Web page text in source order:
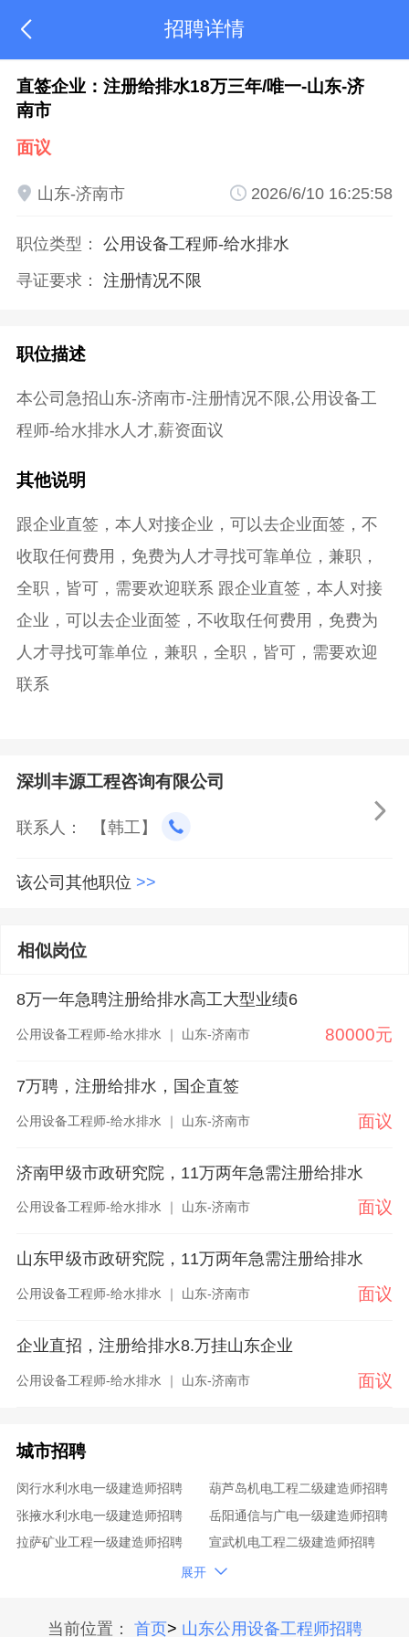
 招聘详情
直签企业：注册给排水18万三年/唯一-山东-济
南市
面议
 山东-济南市  2026/6/10 16:25:58
职位类型： 公用设备工程师-给水排水
寻证要求： 注册情况不限
职位描述
本公司急招山东-济南市-注册情况不限,公用设备工
程师-给水排水人才,薪资面议
其他说明
跟企业直签，本人对接企业，可以去企业面签，不
收取任何费用，免费为人才寻找可靠单位，兼职，
全职，皆可，需要欢迎联系 跟企业直签，本人对接
企业，可以去企业面签，不收取任何费用，免费为
人才寻找可靠单位，兼职，全职，皆可，需要欢迎
联系
深圳丰源工程咨询有限公司

联系人： 【韩工】
该公司其他职位 >>
相似岗位
8万一年急聘注册给排水高工大型业绩6
公用设备工程师-给水排水 ｜ 山东-济南市 80000元
7万聘，注册给排水，国企直签
公用设备工程师-给水排水 ｜ 山东-济南市 面议
济南甲级市政研究院，11万两年急需注册给排水
公用设备工程师-给水排水 ｜ 山东-济南市 面议
山东甲级市政研究院，11万两年急需注册给排水
公用设备工程师-给水排水 ｜ 山东-济南市 面议
企业直招，注册给排水8.万挂山东企业
公用设备工程师-给水排水 ｜ 山东-济南市 面议
城市招聘
闵行水利水电一级建造师招聘
葫芦岛机电工程二级建造师招聘
张掖水利水电一级建造师招聘
岳阳通信与广电一级建造师招聘
拉萨矿业工程一级建造师招聘
宣武机电工程二级建造师招聘
阳江公路工程二级建造师招聘
荆门市政公用工程一级建造师招聘
营口机电工程二级建造师招聘
展开 
当前位置： 首页> 山东公用设备工程师招聘